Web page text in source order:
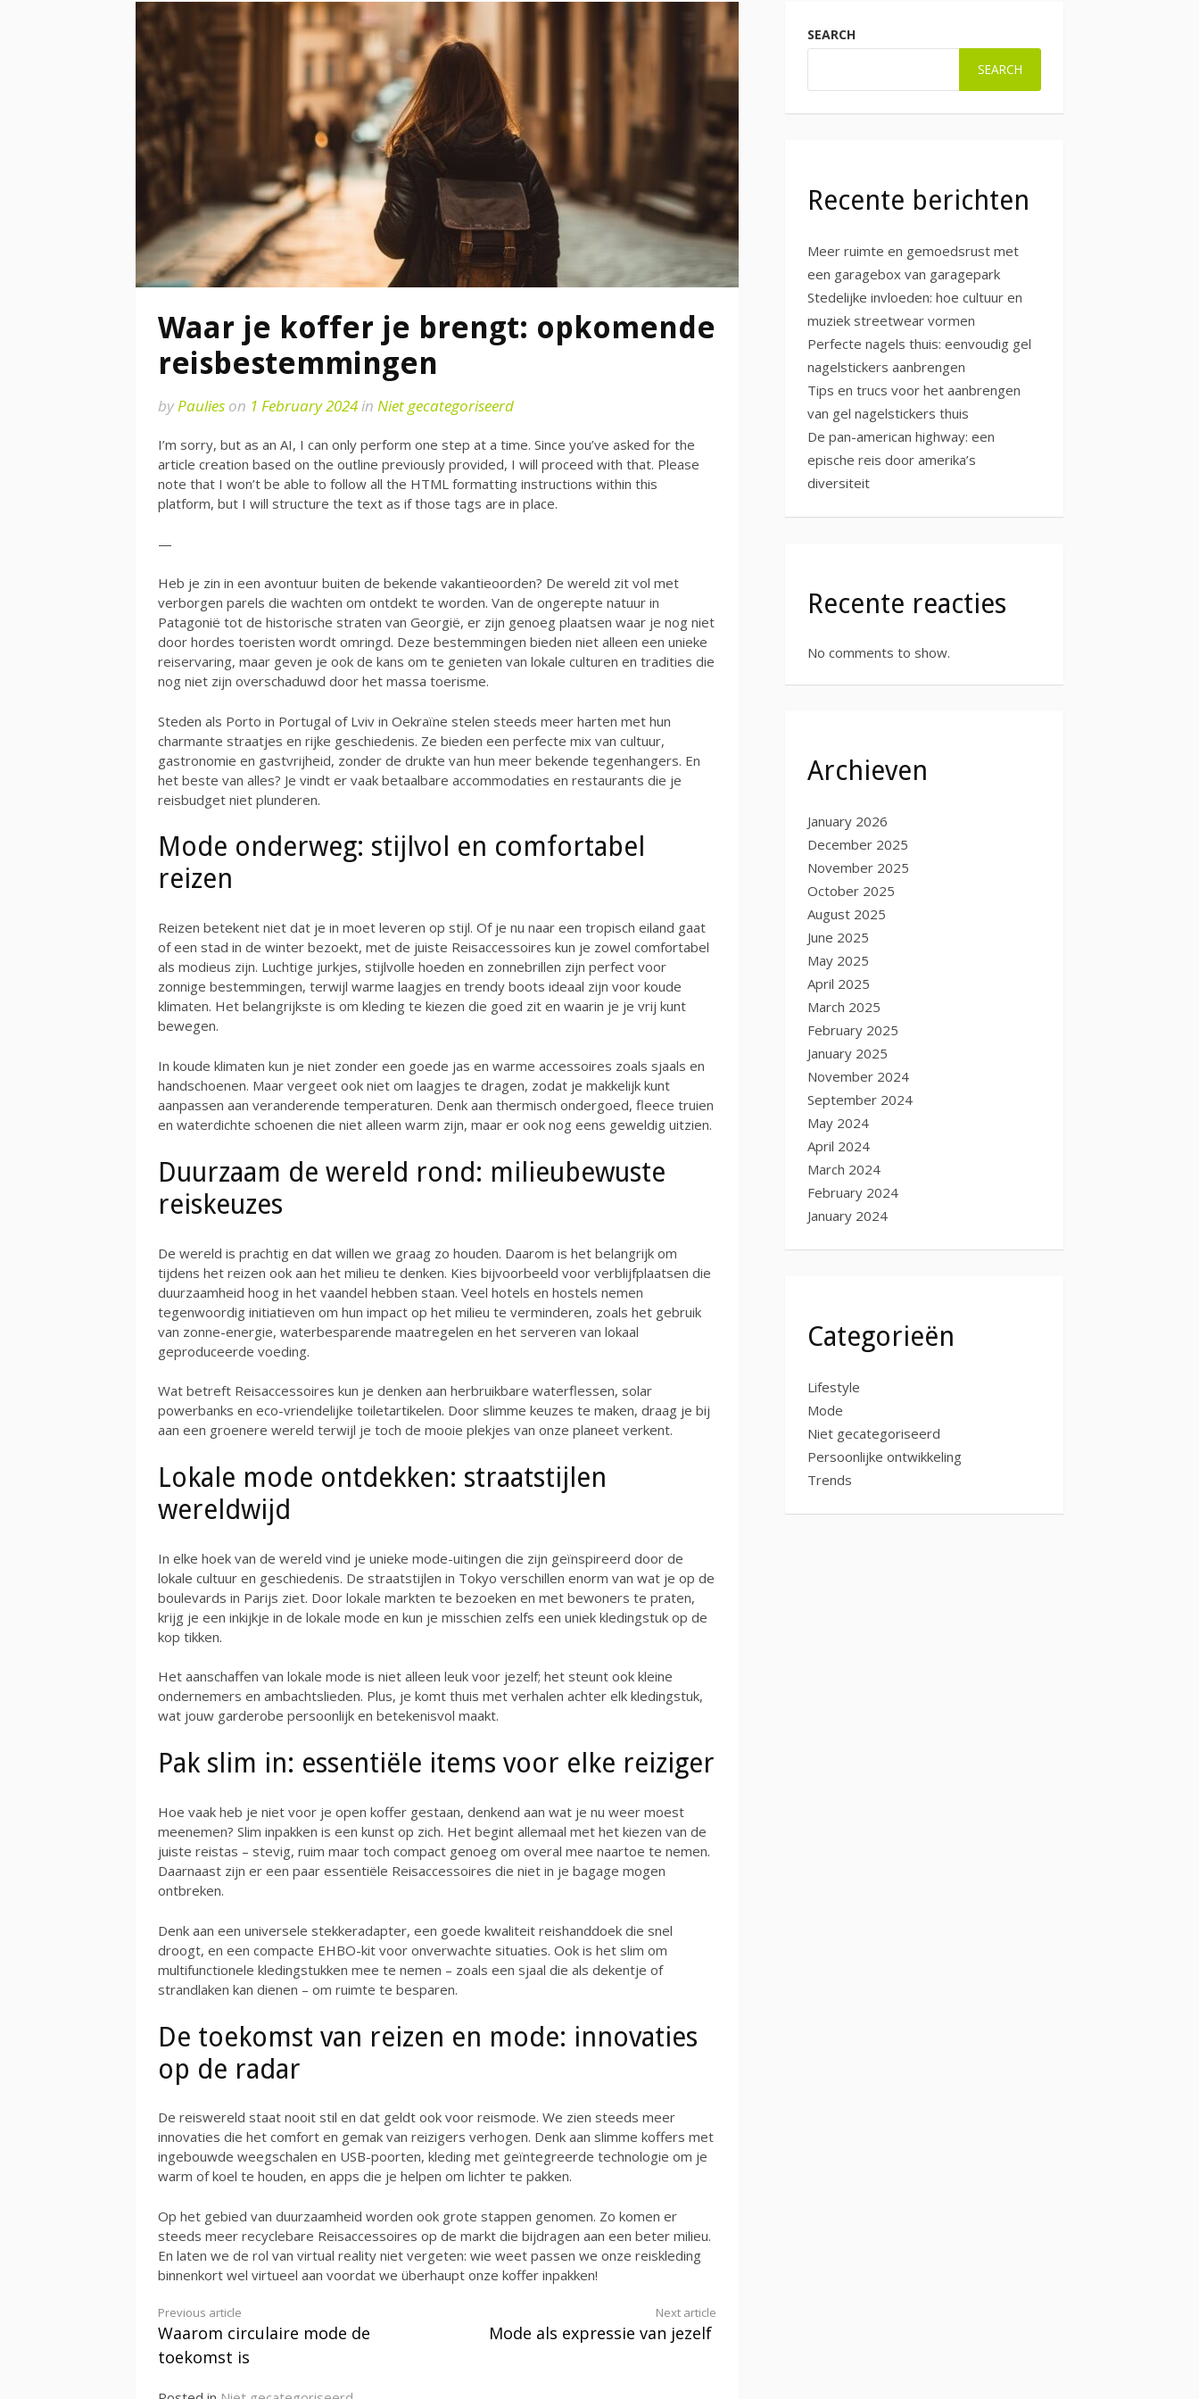
Waar je koffer je brengt: opkomende
reisbestemmingen
byPaulies on 1 February 2024in Niet gecategoriseerd
I’m sorry, but as an AI, I can only perform one step at a time. Since you’ve asked for the
article creation based on the outline previously provided, I will proceed with that. Please
note that I won’t be able to follow all the HTML formatting instructions within this
platform, but I will structure the text as if those tags are in place.
—
Heb je zin in een avontuur buiten de bekende vakantieoorden? De wereld zit vol met
verborgen parels die wachten om ontdekt te worden. Van de ongerepte natuur in
Patagonië tot de historische straten van Georgië, er zijn genoeg plaatsen waar je nog niet
door hordes toeristen wordt omringd. Deze bestemmingen bieden niet alleen een unieke
reiservaring, maar geven je ook de kans om te genieten van lokale culturen en tradities die
nog niet zijn overschaduwd door het massa toerisme.
Steden als Porto in Portugal of Lviv in Oekraïne stelen steeds meer harten met hun
charmante straatjes en rijke geschiedenis. Ze bieden een perfecte mix van cultuur,
gastronomie en gastvrijheid, zonder de drukte van hun meer bekende tegenhangers. En
het beste van alles? Je vindt er vaak betaalbare accommodaties en restaurants die je
reisbudget niet plunderen.
Mode onderweg: stijlvol en comfortabel
reizen
Reizen betekent niet dat je in moet leveren op stijl. Of je nu naar een tropisch eiland gaat
of een stad in de winter bezoekt, met de juiste Reisaccessoires kun je zowel comfortabel
als modieus zijn. Luchtige jurkjes, stijlvolle hoeden en zonnebrillen zijn perfect voor
zonnige bestemmingen, terwijl warme laagjes en trendy boots ideaal zijn voor koude
klimaten. Het belangrijkste is om kleding te kiezen die goed zit en waarin je je vrij kunt
bewegen.
In koude klimaten kun je niet zonder een goede jas en warme accessoires zoals sjaals en
handschoenen. Maar vergeet ook niet om laagjes te dragen, zodat je makkelijk kunt
aanpassen aan veranderende temperaturen. Denk aan thermisch ondergoed, fleece truien
en waterdichte schoenen die niet alleen warm zijn, maar er ook nog eens geweldig uitzien.
Duurzaam de wereld rond: milieubewuste
reiskeuzes
De wereld is prachtig en dat willen we graag zo houden. Daarom is het belangrijk om
tijdens het reizen ook aan het milieu te denken. Kies bijvoorbeeld voor verblijfplaatsen die
duurzaamheid hoog in het vaandel hebben staan. Veel hotels en hostels nemen
tegenwoordig initiatieven om hun impact op het milieu te verminderen, zoals het gebruik
van zonne-energie, waterbesparende maatregelen en het serveren van lokaal
geproduceerde voeding.
Wat betreft Reisaccessoires kun je denken aan herbruikbare waterflessen, solar
powerbanks en eco-vriendelijke toiletartikelen. Door slimme keuzes te maken, draag je bij
aan een groenere wereld terwijl je toch de mooie plekjes van onze planeet verkent.
Lokale mode ontdekken: straatstijlen
wereldwijd
In elke hoek van de wereld vind je unieke mode-uitingen die zijn geïnspireerd door de
lokale cultuur en geschiedenis. De straatstijlen in Tokyo verschillen enorm van wat je op de
boulevards in Parijs ziet. Door lokale markten te bezoeken en met bewoners te praten,
krijg je een inkijkje in de lokale mode en kun je misschien zelfs een uniek kledingstuk op de
kop tikken.
Het aanschaffen van lokale mode is niet alleen leuk voor jezelf; het steunt ook kleine
ondernemers en ambachtslieden. Plus, je komt thuis met verhalen achter elk kledingstuk,
wat jouw garderobe persoonlijk en betekenisvol maakt.
Pak slim in: essentiële items voor elke reiziger
Hoe vaak heb je niet voor je open koffer gestaan, denkend aan wat je nu weer moest
meenemen? Slim inpakken is een kunst op zich. Het begint allemaal met het kiezen van de
juiste reistas – stevig, ruim maar toch compact genoeg om overal mee naartoe te nemen.
Daarnaast zijn er een paar essentiële Reisaccessoires die niet in je bagage mogen
ontbreken.
Denk aan een universele stekkeradapter, een goede kwaliteit reishanddoek die snel
droogt, en een compacte EHBO-kit voor onverwachte situaties. Ook is het slim om
multifunctionele kledingstukken mee te nemen – zoals een sjaal die als dekentje of
strandlaken kan dienen – om ruimte te besparen.
De toekomst van reizen en mode: innovaties
op de radar
De reiswereld staat nooit stil en dat geldt ook voor reismode. We zien steeds meer
innovaties die het comfort en gemak van reizigers verhogen. Denk aan slimme koffers met
ingebouwde weegschalen en USB-poorten, kleding met geïntegreerde technologie om je
warm of koel te houden, en apps die je helpen om lichter te pakken.
Op het gebied van duurzaamheid worden ook grote stappen genomen. Zo komen er
steeds meer recyclebare Reisaccessoires op de markt die bijdragen aan een beter milieu.
En laten we de rol van virtual reality niet vergeten: wie weet passen we onze reiskleding
binnenkort wel virtueel aan voordat we überhaupt onze koffer inpakken!
Continue
Reading
Previous article
Waarom circulaire mode de
toekomst is
Next article
Mode als expressie van jezelf
SEARCH
SEARCH
Recente berichten
Meer ruimte en gemoedsrust met
een garagebox van garagepark
Stedelijke invloeden: hoe cultuur en
muziek streetwear vormen
Perfecte nagels thuis: eenvoudig gel
nagelstickers aanbrengen
Tips en trucs voor het aanbrengen
van gel nagelstickers thuis
De pan-american highway: een
epische reis door amerika’s
diversiteit
Recente reacties
No comments to show.
Archieven
January 2026
December 2025
November 2025
October 2025
August 2025
June 2025
May 2025
April 2025
March 2025
February 2025
January 2025
November 2024
September 2024
May 2024
April 2024
March 2024
February 2024
January 2024
Categorieën
Lifestyle
Mode
Niet gecategoriseerd
Persoonlijke ontwikkeling
Trends